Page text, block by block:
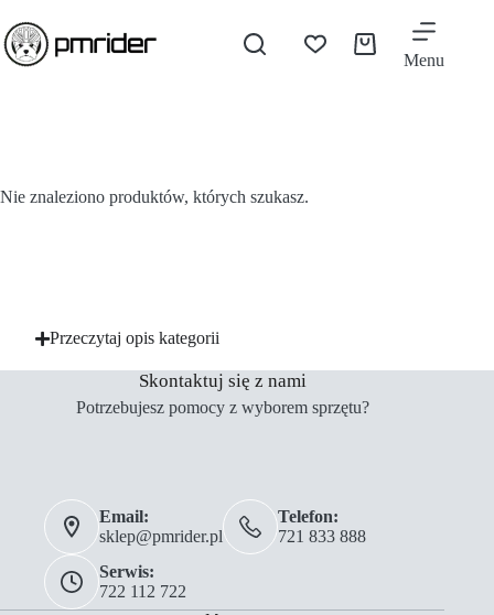
Menu
Nie znaleziono produktów, których szukasz.
Przeczytaj opis kategorii
Skontaktuj się z nami
Potrzebujesz pomocy z wyborem sprzętu?
Email:
sklep@pmrider.pl
Telefon:
721 833 888
Serwis:
722 112 722